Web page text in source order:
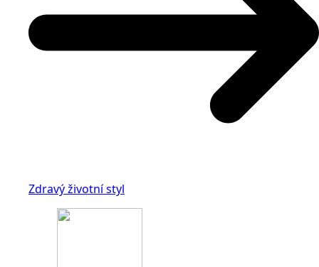
Zdravý životní styl